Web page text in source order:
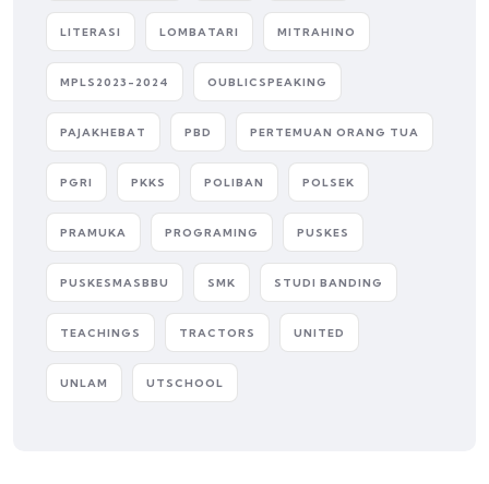
LITERASI LOMBATARI MITRAHINO
MPLS2023-2024 OUBLICSPEAKING
PAJAKHEBAT PBD PERTEMUAN ORANG TUA
PGRI PKKS POLIBAN POLSEK
PRAMUKA PROGRAMING PUSKES
PUSKESMASBBU SMK STUDI BANDING
TEACHINGS TRACTORS UNITED
UNLAM UTSCHOOL